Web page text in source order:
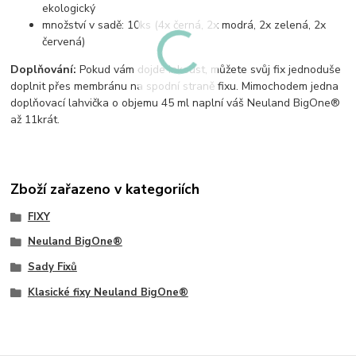
ekologický
množství v sadě: 10ks (4x černá, 2x modrá, 2x zelená, 2x
červená)
Doplňování:Pokud vám dojde inkoust, můžete svůj fix jednoduše
doplnit přes membránu na spodní straně fixu. Mimochodem jedna
doplňovací lahvička o objemu 45 ml naplní váš Neuland BigOne®
až 11krát.
Zboží zařazeno v kategoriích
FIXY
Neuland BigOne®
Sady Fixů
Klasické fixy Neuland BigOne®